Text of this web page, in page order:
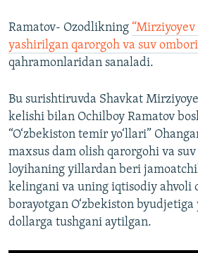
Ramatov- Ozodlikning “Mirziyoyev
yashirilgan qarorgoh va suv
qahramonlaridan sanaladi.
Bu surishtiruvda Shavkat
kelishi bilan Ochilboy Ramatov
“O‘zbekiston temir yo‘llari”
maxsus dam olish qarorgohi va
loyihaning yillardan beri
kelingani va uning iqtisodiy ahvoli
borayotgan O‘zbekiston
dollarga tushgani aytilgan.